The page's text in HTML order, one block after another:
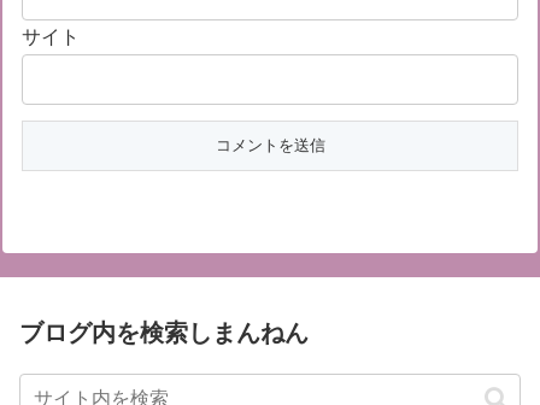
サイト
ブログ内を検索しまんねん